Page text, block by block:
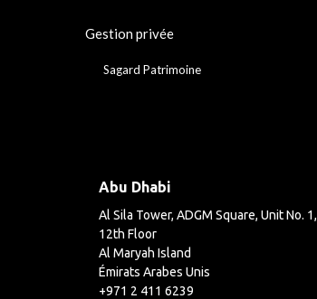
Gestion privée
Sagard Patrimoine
Abu Dhabi
Al Sila Tower, ADGM Square, Unit No. 1,
12th Floor
Al Maryah Island
Émirats Arabes Unis
+971 2 411 6239